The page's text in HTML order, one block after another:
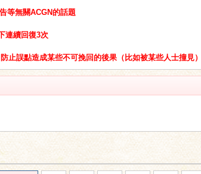
等無關ACGN的話題
連續回復3次
止誤點造成某些不可挽回的後果（比如被某些人士撞見）